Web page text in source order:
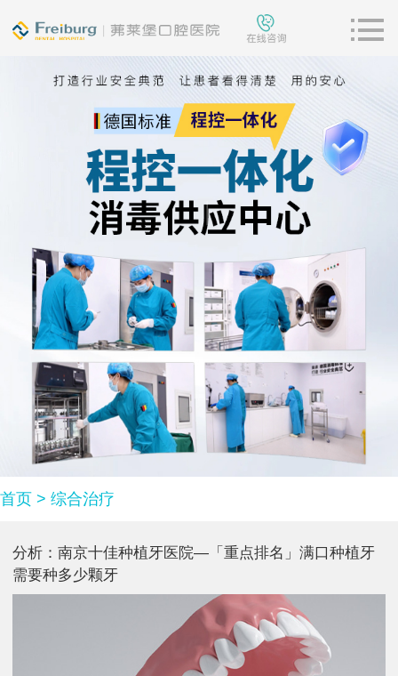
首页 > 综合治疗
分析：南京十佳种植牙医院—「重点排名」满口种植牙
需要种多少颗牙